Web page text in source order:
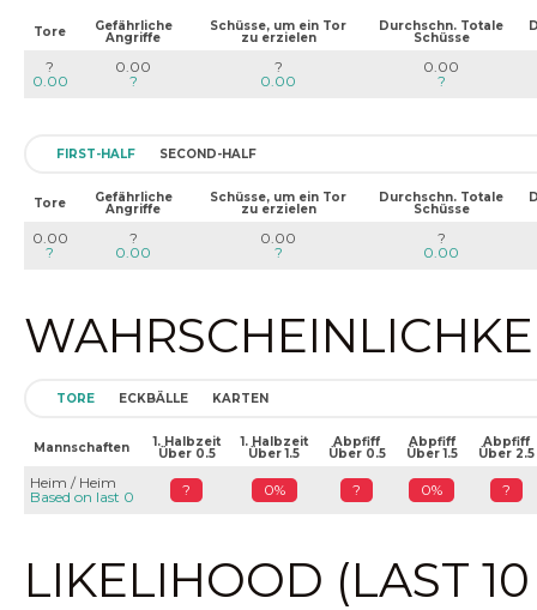
Tore Gefährliche
Angriffe
Schüsse, um ein Tor
zu erzielen
Durchschn. Totale
Schüsse
?
0.00
0.00
?
?
0.00
0.00
?
FIRST-HALF SECOND-HALF
Tore Gefährliche
Angriffe
Schüsse, um ein Tor
zu erzielen
Durchschn. Totale
Schüsse
0.00
?
?
0.00
0.00
?
?
0.00
TORE ECKBÄLLE KARTEN
Mannschaften 1. Halbzeit
Über 0.5
1. Halbzeit
Über 1.5
Abpfiff
Über 0.5
Abpfiff
Über 1.5
Abpfiff
Über 2.5
Heim / Heim
Based on last 0
? 0% ? 0% ?
LIKELIHOOD (LAST